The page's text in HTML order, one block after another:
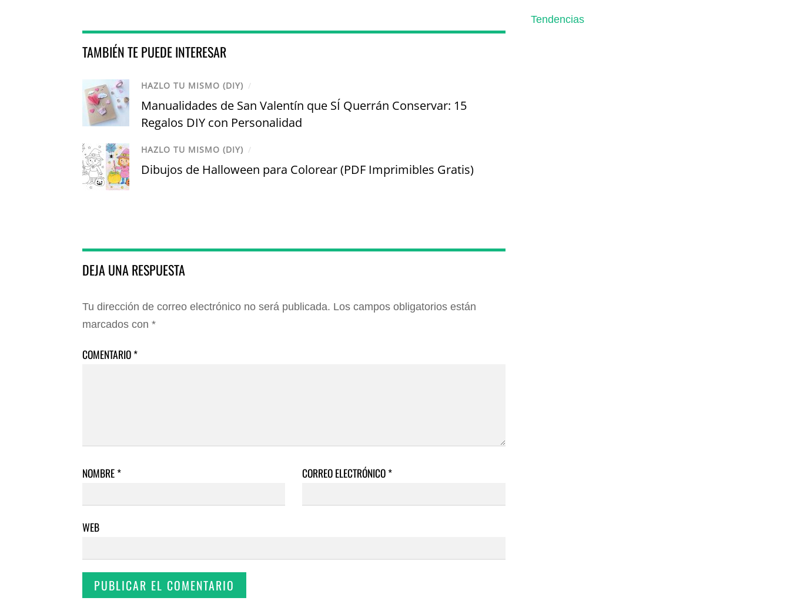
TAMBIÉN TE PUEDE INTERESAR
HAZLO TU MISMO (DIY) /
Manualidades de San Valentín que SÍ Querrán Conservar: 15
Regalos DIY con Personalidad
HAZLO TU MISMO (DIY) /
Dibujos de Halloween para Colorear (PDF Imprimibles Gratis)
DEJA UNA RESPUESTA
Tu dirección de correo electrónico no será publicada. Los campos obligatorios están
marcados con *
COMENTARIO*
NOMBRE* CORREO ELECTRÓNICO*
WEB
Tendencias